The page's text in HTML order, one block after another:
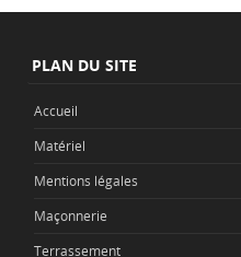
PLAN DU SITE
Accueil
Matériel
Mentions légales
Maçonnerie
Terrassement